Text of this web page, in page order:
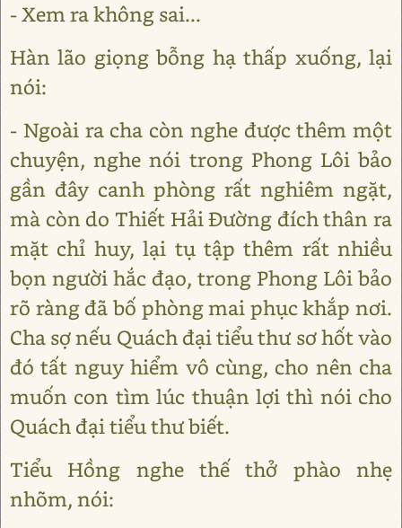
- Xem ra không sai...
Hàn lão giọng bỗng hạ thấp xuống, lại
nói:
- Ngoài ra cha còn nghe được thêm một
chuyện, nghe nói trong Phong Lôi bảo
gần đây canh phòng rất nghiêm ngặt,
mà còn do Thiết Hải Đường đích thân ra
mặt chỉ huy, lại tụ tập thêm rất nhiều
bọn người hắc đạo, trong Phong Lôi bảo
rõ ràng đã bố phòng mai phục khắp nơi.
Cha sợ nếu Quách đại tiểu thư sơ hốt vào
đó tất nguy hiểm vô cùng, cho nên cha
muốn con tìm lúc thuận lợi thì nói cho
Quách đại tiểu thư biết.
Tiểu Hồng nghe thế thở phào nhẹ
nhõm, nói: